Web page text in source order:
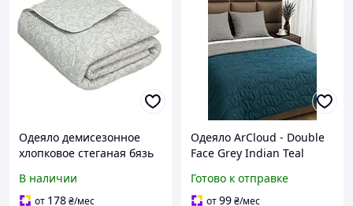
Одеяло демисезонное
хлопковое стеганая бязь
200x220 см
В наличии
от 178₴/мес
Одеяло ArCloud - Double
Face Grey Indian Teal
гр/м2)
Готово к отправке
от99₴/мес